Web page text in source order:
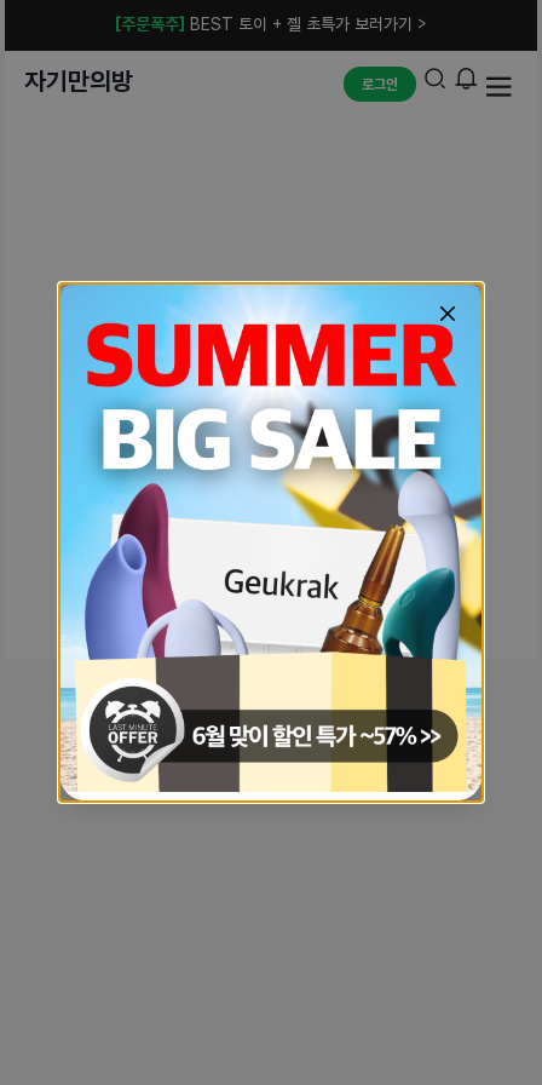
[주문폭주] BEST 토이 + 젤 초특가 보러가기 >
자기만의방 로그인
예상치 못한 에러입니다.